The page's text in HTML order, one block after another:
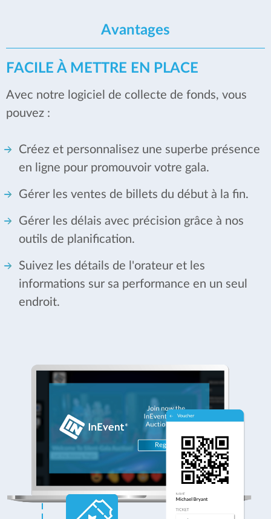
Avantages
FACILE À METTRE EN PLACE
Avec notre logiciel de collecte de fonds, vous
pouvez :
Créez et personnalisez une superbe présence
en ligne pour promouvoir votre gala.
Gérer les ventes de billets du début à la fin.
Gérer les délais avec précision grâce à nos
outils de planification.
Suivez les détails de l'orateur et les
informations sur sa performance en un seul
endroit.